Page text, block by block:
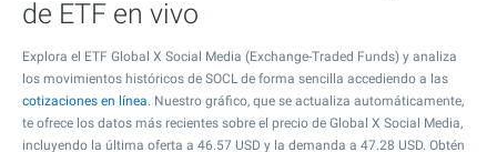
de ETF en vivo
Explora el ETF Global X Social Media (Exchange-Traded Funds) y analiza
los movimientos históricos de SOCL de forma sencilla accediendo a las
cotizaciones en línea. Nuestro gráfico, que se actualiza automáticamente,
te ofrece los datos más recientes sobre el precio de Global X Social Media,
incluyendo la última oferta a 46.57 USD y la demanda a 47.28 USD. Obtén